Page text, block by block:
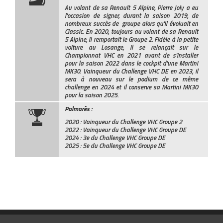
Au volant de sa Renault 5 Alpine, Pierre Joly a eu
l'occasion de signer, durant la saison 2019, de
nombreux succès de groupe alors qu'il évoluait en
Classic. En 2020, toujours au volant de sa Renault
5 Alpine, il remportait le Groupe 2. Fidèle à la petite
voiture au Losange, il se relançait sur le
Championnat VHC en 2021 avant de s'installer
pour la saison 2022 dans le cockpit d'une Martini
MK30. Vainqueur du Challenge VHC DE en 2023, il
sera à nouveau sur le podium de ce même
challenge en 2024 et il conserve sa Martini MK30
pour la saison 2025.
Palmarès :
2020 : Vainqueur du Challenge VHC Groupe 2
2022 : Vainqueur du Challenge VHC Groupe DE
2024 : 3e du Challenge VHC Groupe DE
2025 : 5e du Challenge VHC Groupe DE